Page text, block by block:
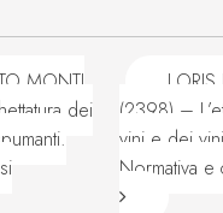
MONTI
dei
LORIS
(2398) –
vini e dei
Normativa e